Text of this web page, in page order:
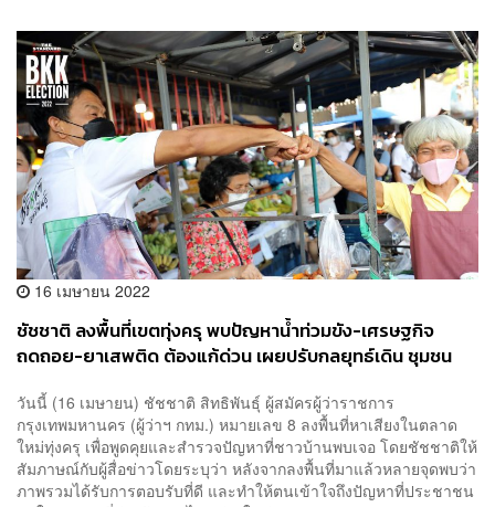
16 เมษายน 2022
ชัชชาติ ลงพื้นที่เขตทุ่งครุ พบปัญหาน้ำท่วมขัง-เศรษฐกิจ
ถดถอย-ยาเสพติด ต้องแก้ด่วน เผยปรับกลยุทธ์เดิน ชุมชน
วันนี้ (16 เมษายน) ชัชชาติ สิทธิพันธุ์ ผู้สมัครผู้ว่าราชการ
กรุงเทพมหานคร (ผู้ว่าฯ กทม.) หมายเลข 8 ลงพื้นที่หาเสียงในตลาด
ใหม่ทุ่งครุ เพื่อพูดคุยและสำรวจปัญหาที่ชาวบ้านพบเจอ โดยชัชชาติให้
สัมภาษณ์กับผู้สื่อข่าวโดยระบุว่า หลังจากลงพื้นที่มาแล้วหลายจุดพบว่า
ภาพรวมได้รับการตอบรับที่ดี และทำให้ตนเข้าใจถึงปัญหาที่ประชาชน